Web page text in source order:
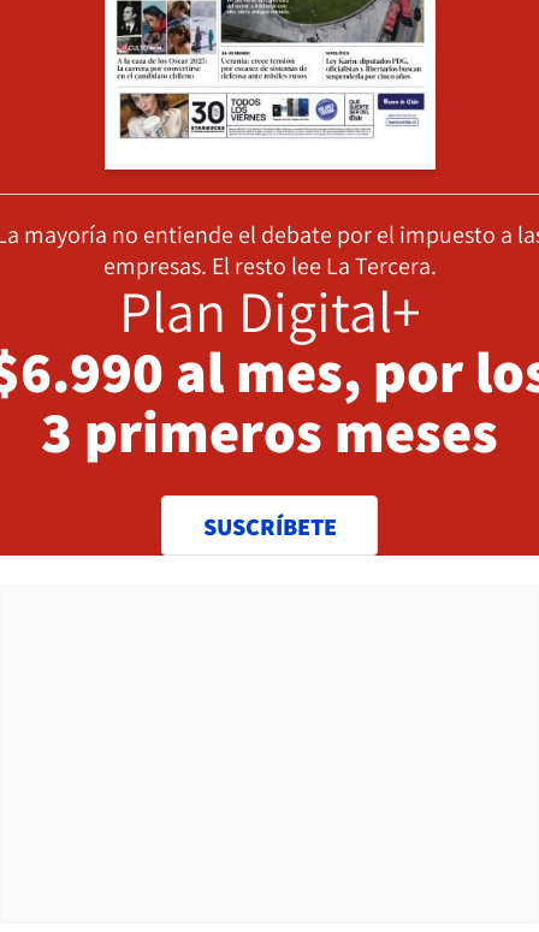
mayoría no entiende el debate por el impuesto a
empresas. El resto lee La Tercera.
Plan Digital+
al mes, por
3 primeros meses
SUSCRÍBETE